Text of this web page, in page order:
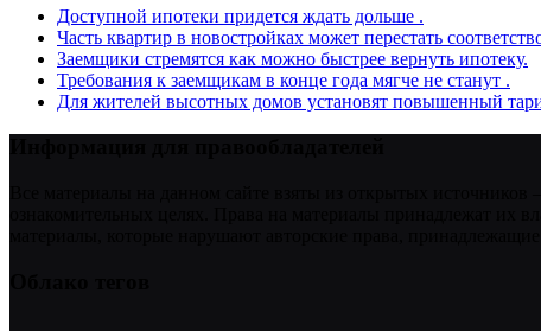
Доступной ипотеки придется ждать дольше .
Часть квартир в новостройках может перестать
Заемщики стремятся как можно быстрее вернуть ипотеку.
Требования к заемщикам в конце года мягче не станут .
Для жителей высотных домов установят повышенный